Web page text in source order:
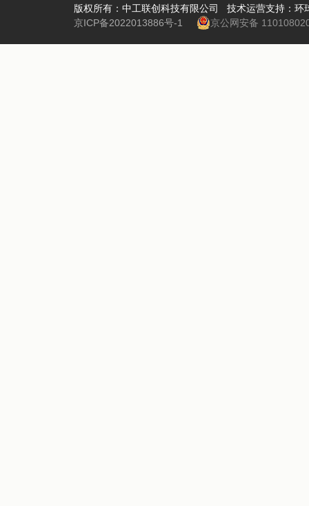
版权所有：中工联创科技有限公司 技术运营支持：
京ICP备2022013886号-1
京公网安备